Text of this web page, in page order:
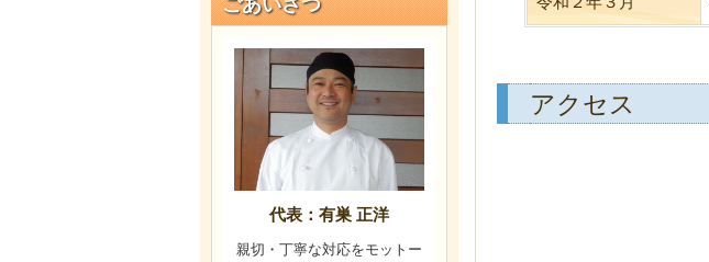
アクセス
ごあいさつ
代表：有巣 正洋
親切・丁寧な対応をモットー